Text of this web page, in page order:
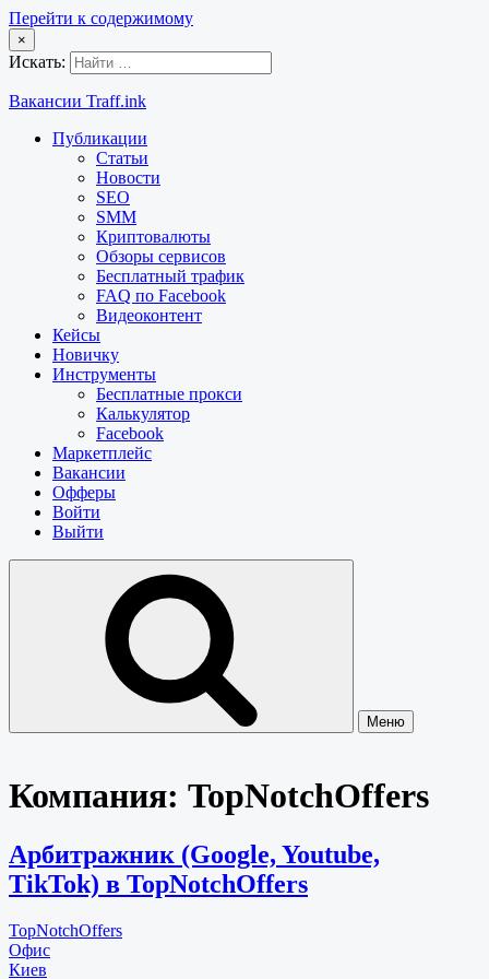
Перейти к содержимому
×
Искать:
Вакансии Traff.ink
Публикации
Статьи
Новости
SEO
SMM
Криптовалюты
Обзоры сервисов
Бесплатный трафик
FAQ по Facebook
Видеоконтент
Кейсы
Новичку
Инструменты
Бесплатные прокси
Калькулятор
Facebook
Маркетплейс
Вакансии
Офферы
Войти
Выйти
Меню
Компания: TopNotchOffers
Арбитражник (Google, Youtube,
TikTok) в TopNotchOffers
TopNotchOffers
Офис
Киев